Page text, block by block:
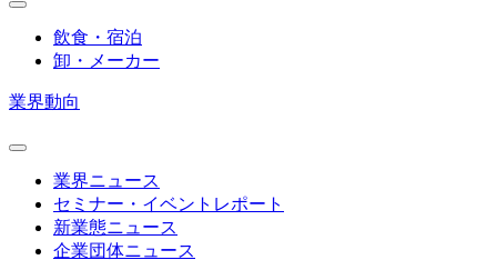
飲食・宿泊
卸・メーカー
業界動向
業界ニュース
セミナー・イベントレポート
新業態ニュース
企業団体ニュース